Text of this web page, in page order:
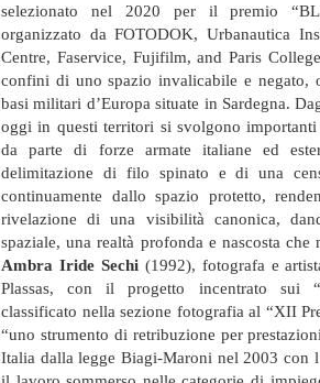
selezionato nel 2020 per il premio
organizzato da FOTODOK, Urbanautica
Centre, Faservice, Fujifilm, and Paris
confini di uno spazio invalicabile e negato,
basi militari d’Europa situate in Sardegna.
oggi in questi territori si svolgono importanti
da parte di forze armate italiane ed
delimitazione di filo spinato e di una
continuamente dallo spazio protetto,
rivelazione di una visibilità canonica,
spaziale, una realtà profonda e nascosta che
Ambra Iride Sechi(1992), fotografa e
Plassas, con il progetto incentrato sui
classificato nella sezione fotografia al “XII
“uno strumento di retribuzione per
Italia dalla legge Biagi-Maroni nel 2003 con